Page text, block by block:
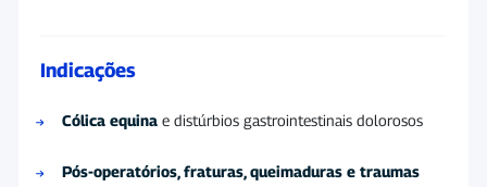
Indicações
Cólica equina e distúrbios gastrointestinais dolorosos
Pós-operatórios, fraturas, queimaduras e traumas